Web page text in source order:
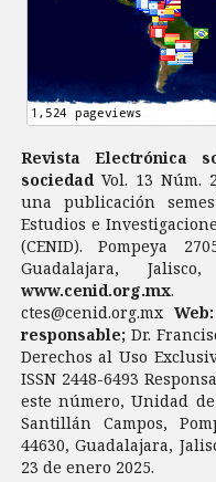
Revista Electrónica
sociedad Vol. 13 Núm.
una publicación
Estudios e
(CENID). Pompeya
Guadalajara,
www.cenid.org.mx
ctes@cenid.org.mxWeb:
responsable; Dr.
Derechos al Uso
ISSN 2448-6493
este número, Unidad
Santillán Campos,
44630, Guadalajara,
23 de enero 2025.